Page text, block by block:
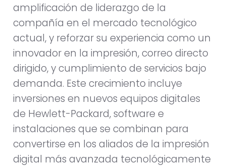
amplificación de liderazgo de la
compañía en el mercado tecnológico
actual, y reforzar su experiencia como un
innovador en la impresión, correo directo
dirigido, y cumplimiento de servicios bajo
demanda. Este crecimiento incluye
inversiones en nuevos equipos digitales
de Hewlett-Packard, software e
instalaciones que se combinan para
convertirse en los aliados de la impresión
digital más avanzada tecnológicamente